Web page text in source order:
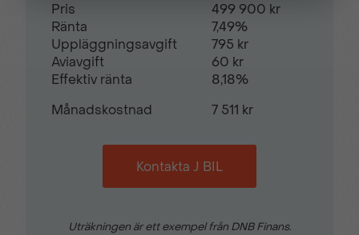
Trötthetsvarnare Uppvärmd ratt
Varselljus i LED-
utförande
Pris
499 900 kr
Ränta
7,49%
Uppläggningsavgift
795 kr
Aviavgift
60 kr
Effektiv ränta
8,18%
Månadskostnad
7 511 kr
Kontakta J BIL
Uträkningen är ett exempel från DNB Finans.